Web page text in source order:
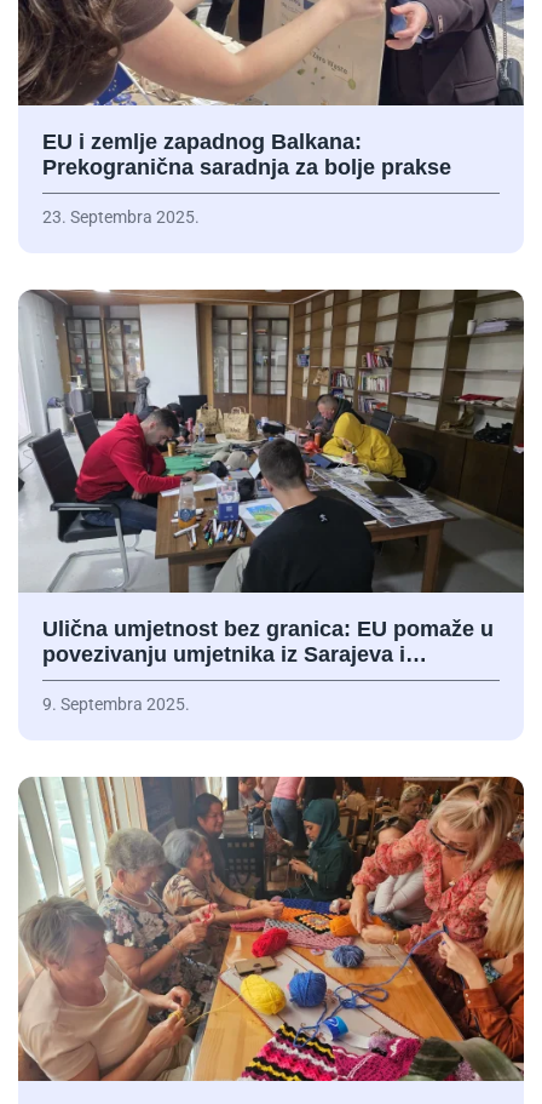
EU i zemlje zapadnog Balkana:
Prekogranična saradnja za bolje prakse
23. Septembra 2025.
Ulična umjetnost bez granica: EU pomaže u
povezivanju umjetnika iz Sarajeva i…
9. Septembra 2025.